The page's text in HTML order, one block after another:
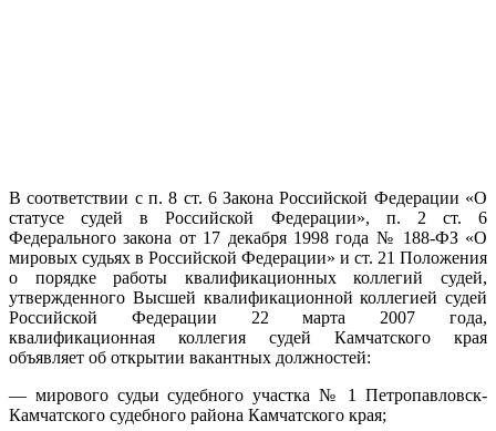
В соответствии с п. 8 ст. 6 Закона Российской Федерации «О
статусе судей в Российской Федерации», п. 2 ст. 6
Федерального закона от 17 декабря 1998 года № 188-ФЗ «О
мировых судьях в Российской Федерации» и ст. 21 Положения
о порядке работы квалификационных коллегий судей,
утвержденного Высшей квалификационной коллегией судей
Российской Федерации 22 марта 2007 года,
квалификационная коллегия судей Камчатского края
объявляет об открытии вакантных должностей:
— мирового судьи судебного участка № 1 Петропавловск-
Камчатского судебного района Камчатского края;